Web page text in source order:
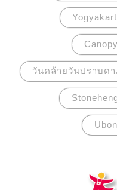
วันคล้ายวันปราบด